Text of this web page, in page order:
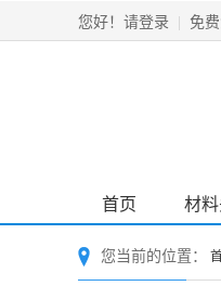
您好！ 请登录 免
首页 材
您当前的位置：